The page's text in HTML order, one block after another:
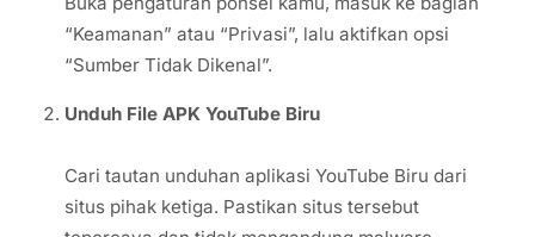
“Keamanan” atau “Privasi”, lalu aktifkan opsi
“Sumber Tidak Dikenal”.
Unduh File APK YouTube Biru
Cari tautan unduhan aplikasi YouTube Biru dari
situs pihak ketiga. Pastikan situs tersebut